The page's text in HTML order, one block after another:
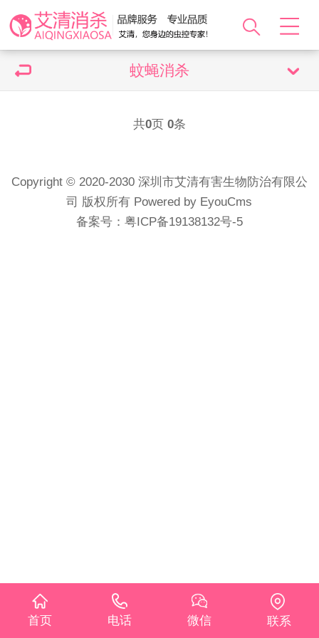
蚊蝇消杀
共0页 0条
Copyright © 2020-2030 深圳市艾清有害生物防治有限公
司 版权所有 Powered by EyouCms
备案号： 粤ICP备19138132号-5
首页 电话 微信 联系